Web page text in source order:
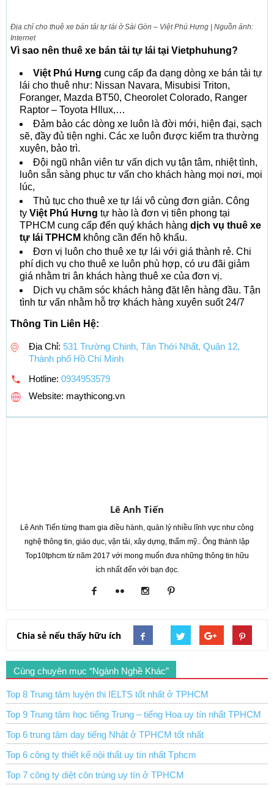
Địa chỉ cho thuê xe bán tải tự lái ở Sài Gòn – Việt Phú Hưng | Nguồn ảnh:
Internet
Vì sao nên thuê xe bán tải tự lái tại Vietphuhung?
Việt Phú Hưng cung cấp đa dạng dòng xe bán tải tự
lái cho thuê như: Nissan Navara, Misubisi Triton,
Foranger, Mazda BT50, Cheorolet Colorado, Ranger
Raptor – Toyota HIlux,…
Đảm bảo các dòng xe luôn là đời mới, hiện đại, sạch
sẽ, đầy đủ tiện nghi. Các xe luôn được kiểm tra thường
xuyên, bảo trì.
Đội ngũ nhân viên tư vấn dịch vụ tận tâm, nhiệt tình,
luôn sẵn sàng phục tư vấn cho khách hàng mọi nơi, mọi
lúc,
Thủ tục cho thuê xe tự lái vô cùng đơn giản. Công
ty Việt Phú Hưng tự hào là đơn vị tiên phong tại
TPHCM cung cấp đến quý khách hàng dịch vụ thuê xe
tự lái TPHCM không cần đến hộ khẩu.
Đơn vị luôn cho thuê xe tự lái với giá thành rẻ. Chi
phí dịch vụ cho thuê xe luôn phù hợp, có ưu đãi giảm
giá nhằm tri ân khách hàng thuê xe của đơn vị.
Dịch vụ chăm sóc khách hàng đặt lên hàng đầu. Tận
tình tư vấn nhằm hỗ trợ khách hàng xuyên suốt 24/7
Thông Tin Liên Hệ:
Địa Chỉ: 531 Trường Chinh, Tân Thới Nhất, Quận 12,
Thành phố Hồ Chí Minh
Hotline: 0934953579
Website: maythicong.vn
Lê Anh Tiến
Lê Anh Tiến từng tham gia điều hành, quản lý nhiều lĩnh vực như công
nghệ thông tin, giáo dục, vận tải, xây dựng, thẩm mỹ.. Ông thành lập
Top10tphcm từ năm 2017 với mong muốn đưa những thông tin hữu
ích nhất đến với bạn đọc.
Chia sẻ nếu thấy hữu ích
Cùng chuyên mục “Ngành Nghề Khác”
Top 8 Trung tâm luyện thi IELTS tốt nhất ở TPHCM
Top 9 Trung tâm học tiếng Trung – tiếng Hoa uy tín nhất TPHCM
Top 6 trung tâm dạy tiếng Nhật ở TPHCM tốt nhất
Top 6 công ty thiết kế nội thất uy tín nhất Tphcm
Top 7 công ty diệt côn trùng uy tín ở TPHCM